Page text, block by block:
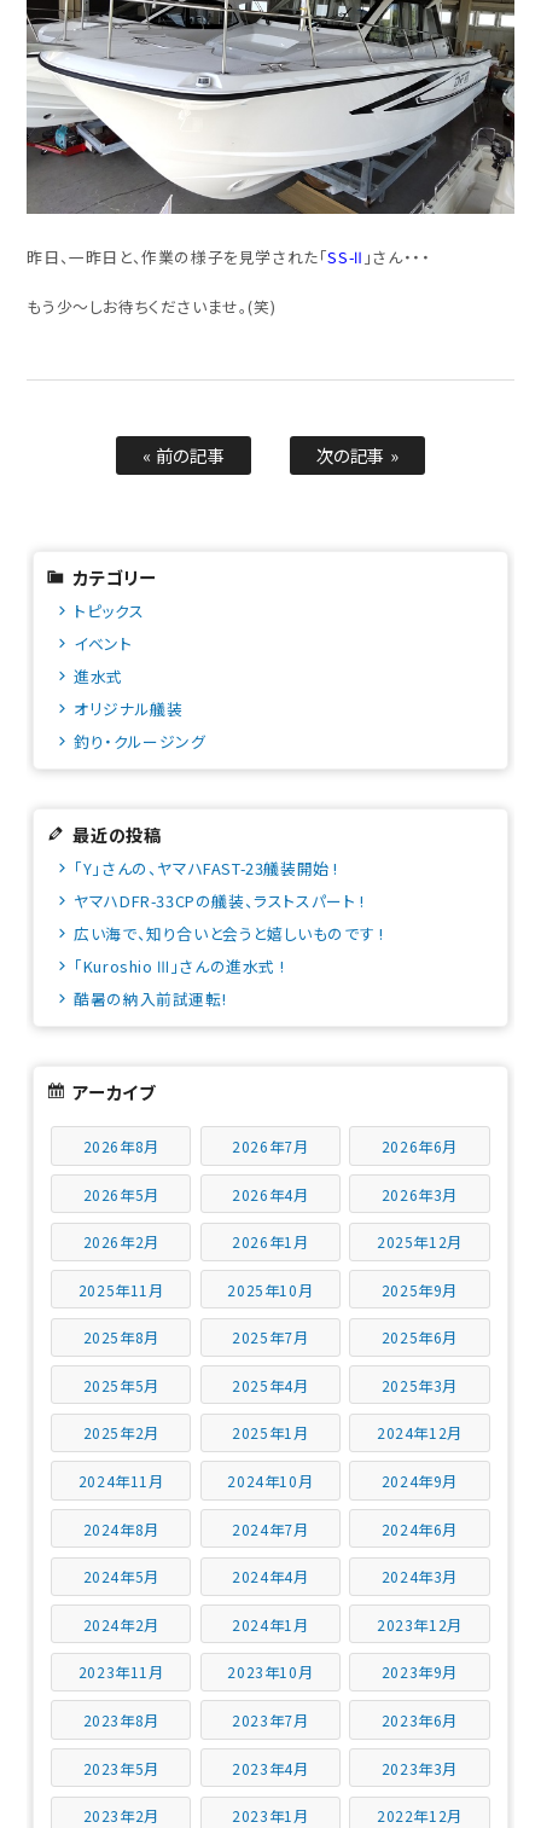
昨日、一昨日と、作業の様子を見学された「SS-Ⅱ 」さん・・・
もう少～しお待ちくださいませ。(笑)
« 前の記事 次の記事 »
カテゴリー
トピックス
イベント
進水式
オリジナル艤装
釣り・クルージング
最近の投稿
「Y」さんの、ヤマハFAST-23艤装開始 !
ヤマハDFR-33CPの艤装、ラストスパート !
広い海で、知り合いと会うと嬉しいものです !
「Kuroshio Ⅲ」さんの進水式 !
酷暑の納入前試運転!
アーカイブ
2026年8月 2026年7月 2026年6月
2026年5月 2026年4月 2026年3月
2026年2月 2026年1月 2025年12月
2025年11月 2025年10月 2025年9月
2025年8月 2025年7月 2025年6月
2025年5月 2025年4月 2025年3月
2025年2月 2025年1月 2024年12月
2024年11月 2024年10月 2024年9月
2024年8月 2024年7月 2024年6月
2024年5月 2024年4月 2024年3月
2024年2月 2024年1月 2023年12月
2023年11月 2023年10月 2023年9月
2023年8月 2023年7月 2023年6月
2023年5月 2023年4月 2023年3月
2023年2月 2023年1月 2022年12月